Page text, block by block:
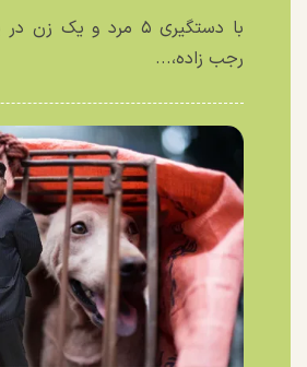
با دستگیری ۵ مرد و یک
رجب زاده،...